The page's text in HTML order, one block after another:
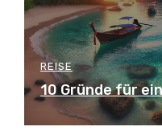
REISE
10 Gründe für